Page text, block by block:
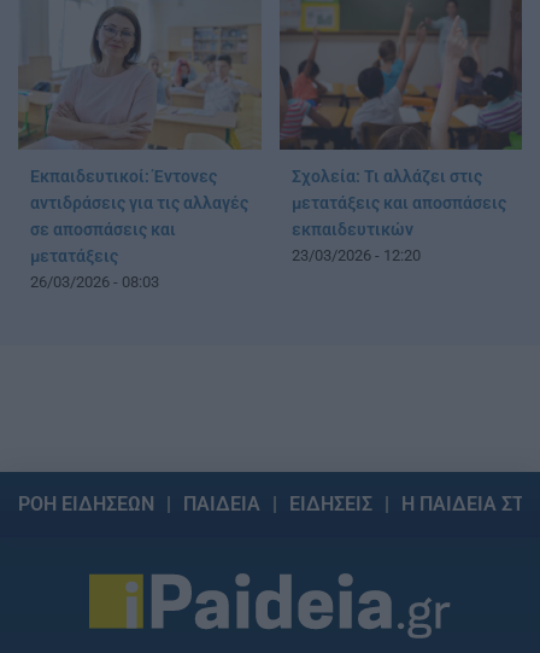
Εκπαιδευτικοί: Έντονες
αντιδράσεις για τις αλλαγές
σε αποσπάσεις και
μετατάξεις
26/03/2026 - 08:03
Σχολεία: Τι αλλάζει στις
μετατάξεις και αποσπάσεις
εκπαιδευτικών
23/03/2026 - 12:20
ΡΟΗ ΕΙΔΗΣΕΩΝ ΠΑΙΔΕΙΑ ΕΙΔΗΣΕΙΣ Η ΠΑΙΔΕΙΑ